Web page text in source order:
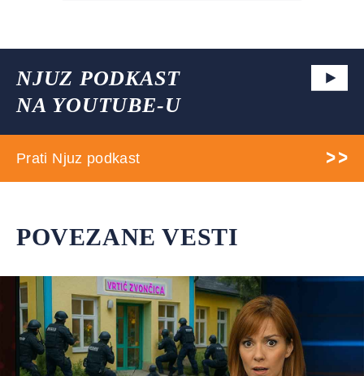
NJUZ PODKAST
NA YOUTUBE-U
Prati Njuz podkast
POVEZANE VESTI